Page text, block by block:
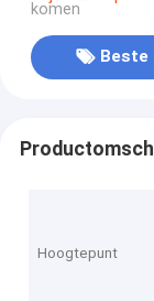
komen
Beste
Hoogtepunt